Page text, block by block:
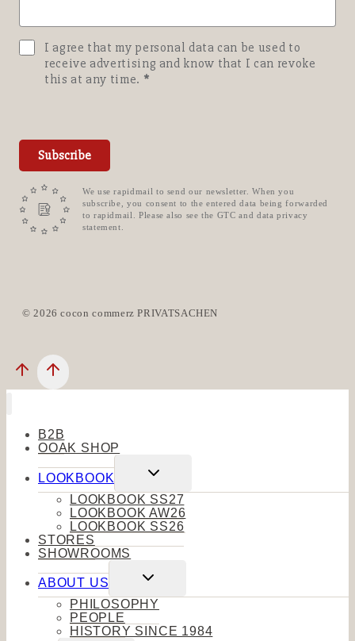
I agree that my personal data can be used to
receive advertising and know that I can revoke
this at any time.
Subscribe
We use rapidmail to send our newsletter. When you
subscribe, you consent to the entered data being forwarded
to rapidmail. Please also see the GTC and data privacy
statement.
© 2026 cocon commerz PRIVATSACHEN
B2B
OOAK SHOP
LOOKBOOK
Untermenü
LOOKBOOK SS27
LOOKBOOK AW26
LOOKBOOK SS26
STORES
SHOWROOMS
ABOUT US
Untermenü
PHILOSOPHY
PEOPLE
HISTORY SINCE 1984